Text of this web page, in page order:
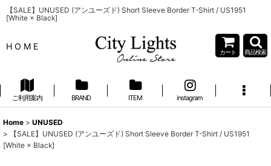
【SALE】UNUSED (アンユーズド) Short Sleeve Border T-Shirt / US1951
[White × Black]
H O M E
カート 商品検索
ご利用案内 BRAND ITEM instagram
Home > UNUSED
>
【SALE】UNUSED (アンユーズド) Short Sleeve Border T-Shirt / US1951
[White × Black]